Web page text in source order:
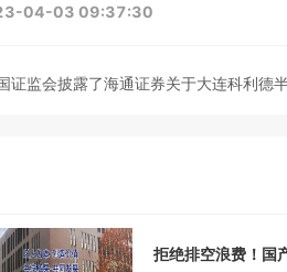
04-03 09:37:30
证监会披露了海通证券关于大连科利德
拒绝排空浪费！国